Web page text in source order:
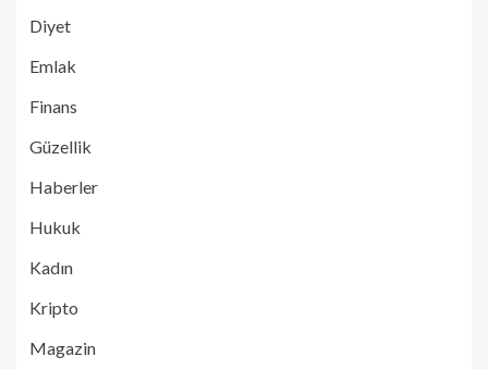
Diyet
Emlak
Finans
Güzellik
Haberler
Hukuk
Kadın
Kripto
Magazin